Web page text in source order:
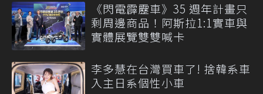
《閃電霹靂車》35 週年計畫只
剩周邊商品！阿斯拉1:1實車與
實體展覽雙雙喊卡
李多慧在台灣買車了! 捨韓系車
入主日系個性小車